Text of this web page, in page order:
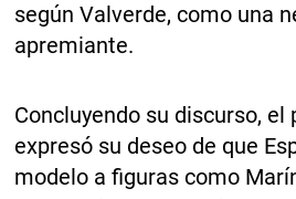
según Valverde, como una
apremiante.
Concluyendo su discurso, el
expresó su deseo de que
modelo a figuras como